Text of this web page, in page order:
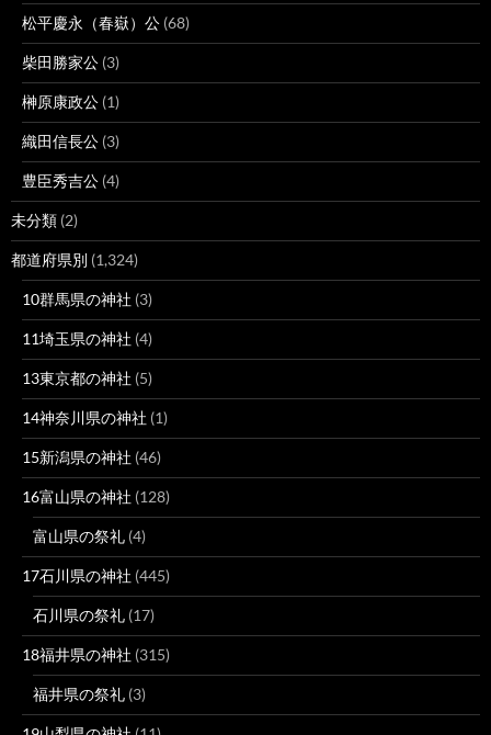
松平慶永（春嶽）公 (68)
柴田勝家公 (3)
榊原康政公 (1)
織田信長公 (3)
豊臣秀吉公 (4)
未分類 (2)
都道府県別 (1,324)
10群馬県の神社 (3)
11埼玉県の神社 (4)
13東京都の神社 (5)
14神奈川県の神社 (1)
15新潟県の神社 (46)
16富山県の神社 (128)
富山県の祭礼 (4)
17石川県の神社 (445)
石川県の祭礼 (17)
18福井県の神社 (315)
福井県の祭礼 (3)